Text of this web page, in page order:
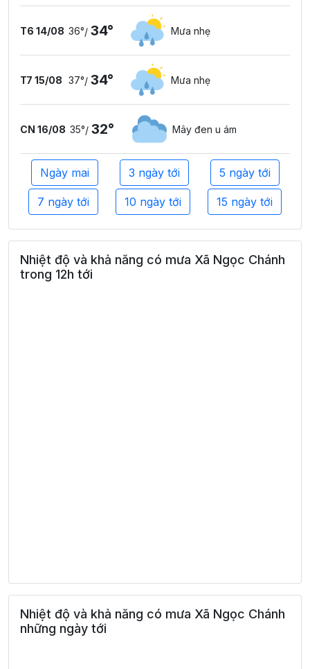
T6 14/08 36°/ 34° Mưa nhẹ
T7 15/08 37°/ 34° Mưa nhẹ
CN 16/08 35°/ 32° Mây đen u ám
Ngày mai 3 ngày tới 5 ngày tới
7 ngày tới 10 ngày tới 15 ngày tới
Nhiệt độ và khả năng có mưa Xã Ngọc Chánh
trong 12h tới
Nhiệt độ và khả năng có mưa Xã Ngọc Chánh
những ngày tới